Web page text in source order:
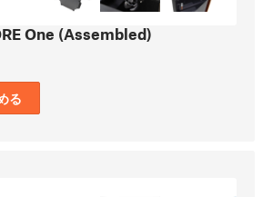
One (Assembled)
る